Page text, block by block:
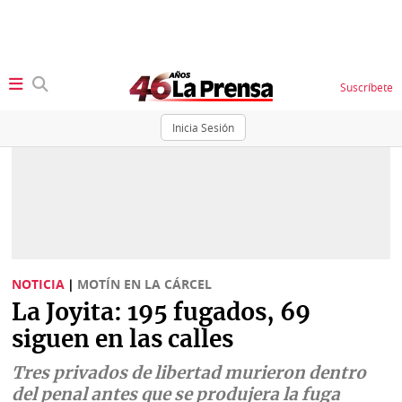
Inicia Sesión
Suscríbete
Sociedad
Judiciales
Economía
Status
K
Vivir+
NOTICIA | MOTÍN EN LA CÁRCEL
La Joyita: 195 fugados, 69
siguen en las calles
Tres privados de libertad murieron dentro
del penal antes que se produjera la fuga